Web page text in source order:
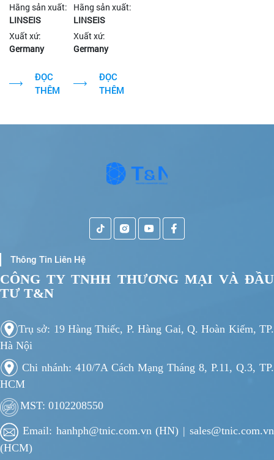
Hãng sản xuất:
LINSEIS
Xuất xứ:
Germany
ĐỌC
THÊM
Hãng sản xuất:
LINSEIS
Xuất xứ:
Germany
ĐỌC
THÊM
Thông Tin Liên Hệ
CÔNG TY TNHH THƯƠNG MẠI VÀ ĐẦU
TƯ T&N
Trụ sở: 19 Hàng Thiếc, P. Hàng Gai, Q. Hoàn Kiếm, TP.
Hà Nội
Chi nhánh: 410/7A Cách Mạng Tháng 8, P.11, Q.3, TP.
HCM
MST: 0102208550
Email: hanhph@tnic.com.vn (HN) | sales@tnic.com.vn
(HCM)